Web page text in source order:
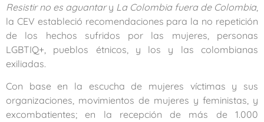
Resistir no es aguantary La Colombia fuera de Colombia,
la CEV estableció recomendaciones para la no repetición
de los hechos sufridos por las mujeres, personas
LGBTIQ+, pueblos étnicos, y los y las colombianas
exiliadas.
Con base en la escucha de mujeres víctimas y sus
organizaciones, movimientos de mujeres y feministas, y
excombatientes; en la recepción de más de 1.000